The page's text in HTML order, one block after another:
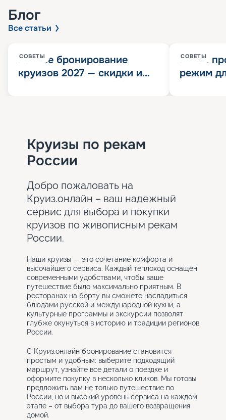
Блог
Все статьи
СОВЕТЫ
Раннее бронирование
круизов 2027 — скидки и
СОВЕТЫ
Китай
режим
Круизы по рекам
России
Добро пожаловать на
Круиз.онлайн – ваш надежный
сервис для выбора и покупки
круизов по живописным рекам
России.
Наши круизы — это сочетание комфорта и
высочайшего сервиса. Каждый теплоход оснащён
современными удобствами, чтобы ваше
путешествие было максимально приятным. В
ресторанах на борту вы сможете насладиться
блюдами русской и международной кухни, а
культурные программы и экскурсии позволят
глубже окунуться в историю и традиции регионов
России.
С Круиз.онлайн бронирование становится
простым и удобным: выберите подходящий
маршрут, узнайте все детали о поездке и
оформите покупку в несколько кликов. Мы готовы
предложить вам не только путешествие по
России, но и высокий уровень сервиса на каждом
этапе – от выбора тура до вашего возвращения
домой.